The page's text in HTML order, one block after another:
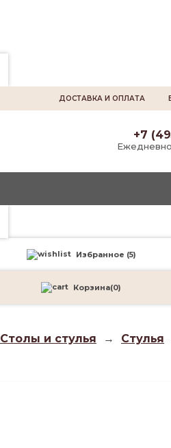
ДОСТАВКА И ОПЛАТА
+7
Избранное (5)
Корзина(0)
Столы и стулья → Стулья